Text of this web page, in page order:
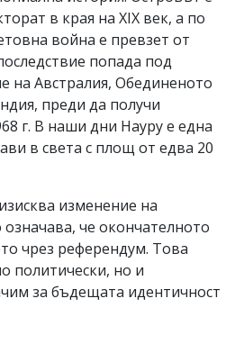
в края на XIX век, а по
война е превзет от
попада под
на Австралия, Обединеното
преди да получи
г. В наши дни Науру е една
в света с площ от едва 20
изменение на
че окончателното
чрез референдум. Това
политически, но и
за бъдещата идентичност